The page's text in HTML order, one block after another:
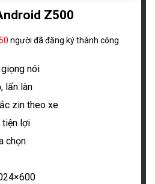
Z500
người đã đăng ký thành công
nói
lấn làn
zin theo xe
tiện lợi
chọn